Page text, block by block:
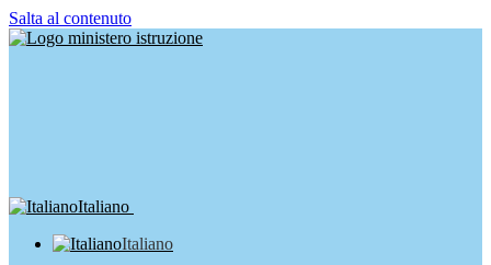
Salta al contenuto
Italiano
Italiano